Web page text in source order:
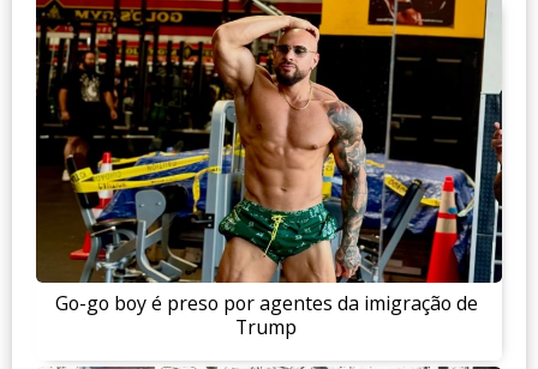
Go-go boy é preso por agentes da imigração de
Trump